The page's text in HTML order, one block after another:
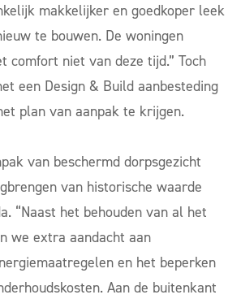
makkelijker en goedkoper leek
te bouwen. De woningen
comfort niet van deze tijd.” Toch
een Design & Build aanbesteding
plan van aanpak te krijgen.
van beschermd dorpsgezicht
van historische waarde
“Naast het behouden van al het
we extra aandacht aan
en het beperken
Aan de buitenkant